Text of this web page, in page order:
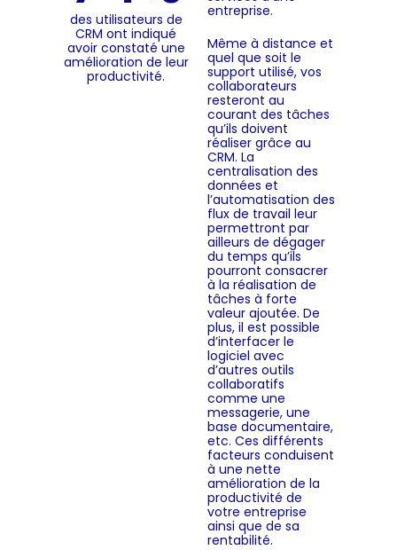
des utilisateurs de
CRM ont indiqué
avoir constaté une
amélioration de leur
productivité.
entreprise.
Même à distance et
quel que soit le
support utilisé, vos
collaborateurs
resteront au
courant des tâches
qu’ils doivent
réaliser grâce au
CRM. La
centralisation des
données et
l’automatisation des
flux de travail leur
permettront par
ailleurs de dégager
du temps qu’ils
pourront consacrer
à la réalisation de
tâches à forte
valeur ajoutée. De
plus, il est possible
d’interfacer le
logiciel avec
d’autres outils
collaboratifs
comme une
messagerie, une
base documentaire,
etc. Ces différents
facteurs conduisent
à une nette
amélioration de la
productivité de
votre entreprise
ainsi que de sa
rentabilité.